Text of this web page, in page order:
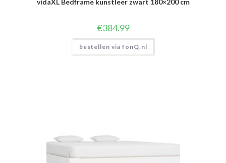
vidaXL Bedframe kunstleer zwart 180×200 cm
€384.99
bestellen via fonQ.nl